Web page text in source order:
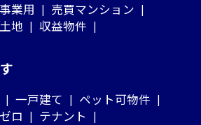
業用
売買マンション
地 収益物件
一戸建て
ペット可物件
ロ
テナント